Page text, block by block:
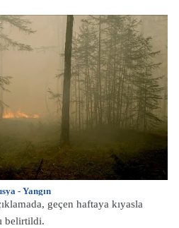
- Yangın
geçen haftaya kıyasla
belirtildi.